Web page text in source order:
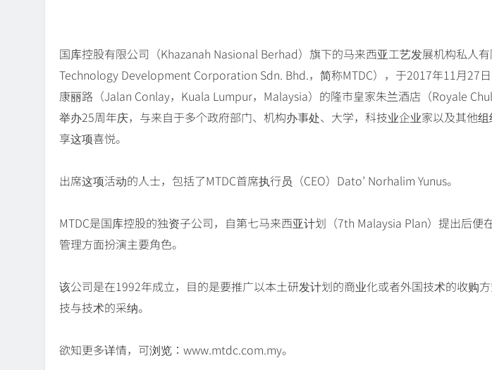
国库控股有限公司（Khazanah Nasional Berhad）旗下的马来西亚工艺发展机构私人
Technology Development Corporation Sdn. Bhd.，简称MTDC），于2017年11月27
康丽路（Jalan Conlay，Kuala Lumpur，Malaysia）的隆市皇家朱兰酒店（Royale
举办25周年庆，与来自于多个政府部门、机构办事处、大学，科技业企业家以及其他
享这项喜悦。
出席这项活动的人士，包括了MTDC首席执行员（CEO）Dato’ Norhalim Yunus。
MTDC是国库控股的独资子公司，自第七马来西亚计划（7th Malaysia Plan）提出后便
管理方面扮演主要角色。
该公司是在1992年成立，目的是要推广以本土研发计划的商业化或者外国技术的收购
技与技术的采纳。
欲知更多详情，可浏览：www.mtdc.com.my。